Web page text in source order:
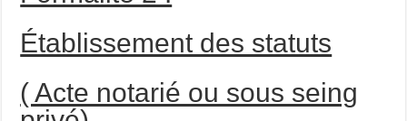
Établissement des statuts
( Acte notarié ou sous seing